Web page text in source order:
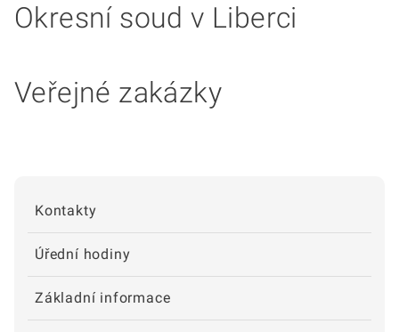
Okresní soud v Liberci
Kontakty
Úřední hodiny
Základní informace
Veřejné zakázky